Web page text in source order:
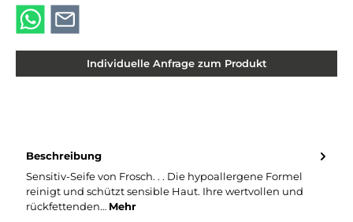
Individuelle Anfrage zum Produkt
Beschreibung
Sensitiv-Seife von Frosch. . . Die hypoallergene Formel
reinigt und schützt sensible Haut. Ihre wertvollen und
rückfettenden… Mehr